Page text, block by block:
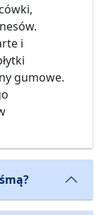
i
gumowe.